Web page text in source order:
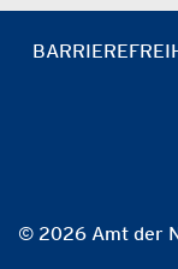
© 2026 Amt der